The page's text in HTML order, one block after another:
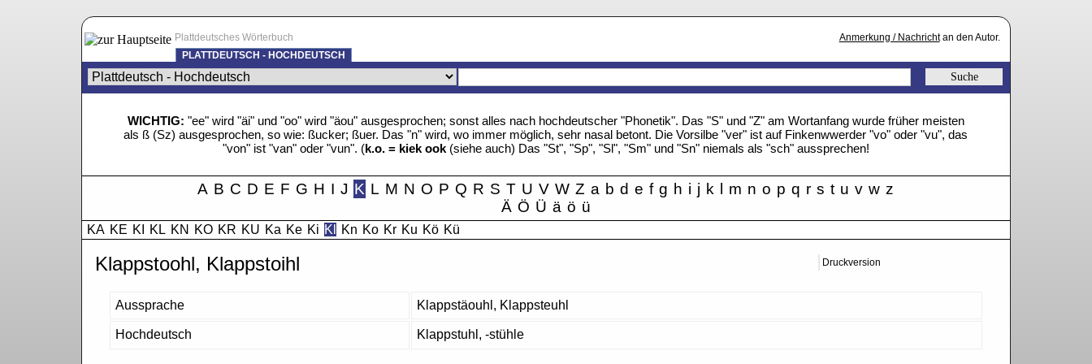
Anmerkung / Nachrichtan den Autor.
Plattdeutsches Wörterbuch
PLATTDEUTSCH - HOCHDEUTSCH
WICHTIG: "ee" wird "äi" und "oo" wird "äou" ausgesprochen; sonst alles nach hochdeutscher "Phonetik". Das "S" und "Z" am Wortanfang wurde früher meisten
als ß (Sz) ausgesprochen, so wie: ßucker; ßuer. Das "n" wird, wo immer möglich, sehr nasal betont. Die Vorsilbe "ver" ist auf Finkenwwerder "vo" oder "vu", das
"von" ist "van" oder "vun". (k.o. = kiek ook(siehe auch) Das "St", "Sp", "Sl", "Sm" und "Sn" niemals als "sch" aussprechen!
A B C D E F G H I J K L M N O P Q R S T U V W Z a b d e f g h i j k l m n o p q r s t u v w z
Ä Ö Ü ä ö ü
KA KE KI KL KN KO KR KU Ka Ke Ki Kl Kn Ko Kr Ku Kö Kü
Druckversion
Klappstoohl, Klappstoihl
Aussprache Klappstäouhl, Klappsteuhl
Hochdeutsch Klappstuhl, -stühle